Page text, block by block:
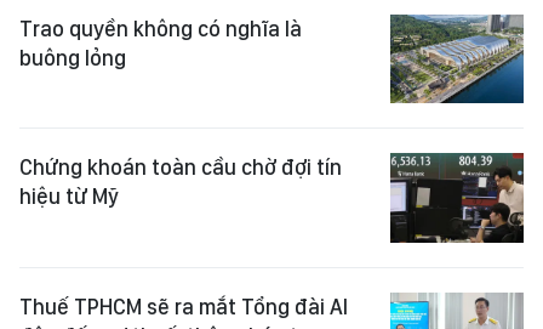
Trao quyền không có nghĩa là
buông lỏng
Chứng khoán toàn cầu chờ đợi tín
hiệu từ Mỹ
Thuế TPHCM sẽ ra mắt Tổng đài AI